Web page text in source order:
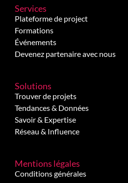
Services
Plateforme de project
Formations
Événements
Devenez partenaire avec nous
Solutions
Trouver de projets
Tendances & Données
Savoir & Expertise
Réseau & Influence
Mentions légales
Conditions générales